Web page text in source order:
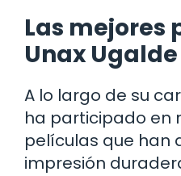
Las mejores
Unax Ugalde
A lo largo de su
ha participado en
películas que han
impresión